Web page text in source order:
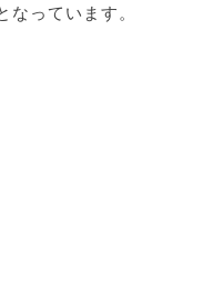
っています。